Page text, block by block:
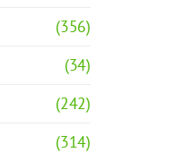
(356)
(34)
(242)
(314)